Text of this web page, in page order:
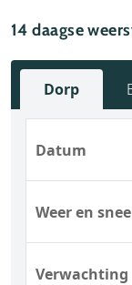
14 daagse
Dorp
Datum
Weer en
Verwachting